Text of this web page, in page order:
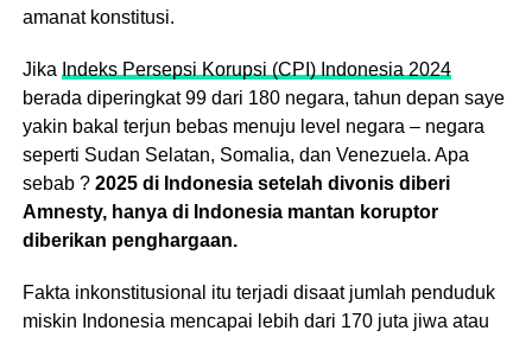
amanat konstitusi.
Jika Indeks Persepsi Korupsi (CPI) Indonesia 2024
berada diperingkat 99 dari 180 negara, tahun depan saye
yakin bakal terjun bebas menuju level negara – negara
seperti Sudan Selatan, Somalia, dan Venezuela. Apa
sebab ? 2025 di Indonesia setelah divonis diberi
Amnesty, hanya di Indonesia mantan koruptor
diberikan penghargaan.
Fakta inkonstitusional itu terjadi disaat jumlah penduduk
miskin Indonesia mencapai lebih dari 170 juta jiwa atau